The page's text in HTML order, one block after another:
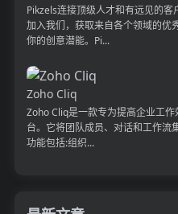
Pikzels连接顶级人才和有远见的客
加入我们，获取来自各个领域的优
你的创意潜能。Pi...
Zoho Cliq
Zoho Cliq是一款专为提高企业工
台。它将团队成员、对话和工作流
功能包括:组织...